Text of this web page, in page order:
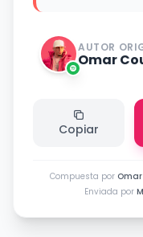
AUTOR
Omar
Copiar
Compuesta por
Enviada por